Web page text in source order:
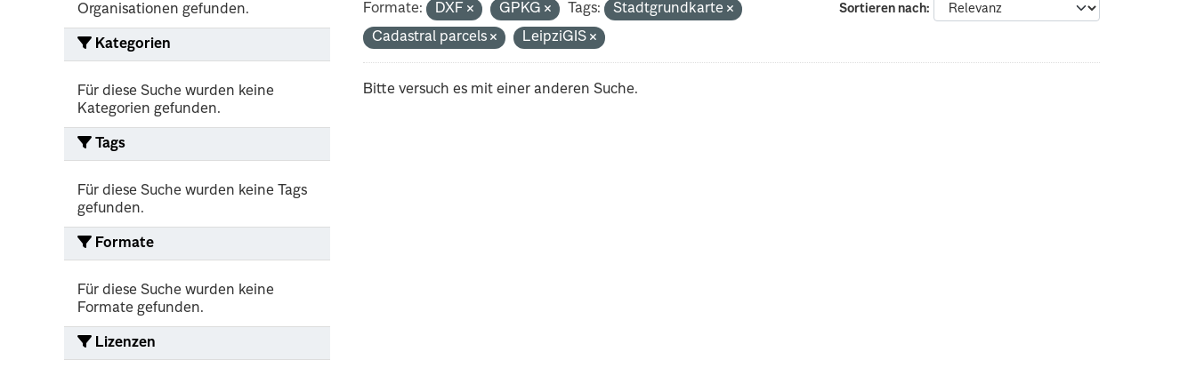
Organisationen gefunden.
Kategorien
Für diese Suche wurden keine
Kategorien gefunden.
Tags
Für diese Suche wurden keine Tags
gefunden.
Formate
Für diese Suche wurden keine
Formate gefunden.
Lizenzen
Sortieren nach
Formate: DXF GPKG Tags:
Stadtgrundkarte
Cadastral parcels
LeipziGIS
Bitte versuch es mit einer anderen Suche.